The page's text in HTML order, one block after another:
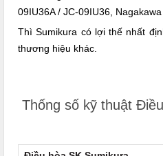
09IU36A / JC-09IU36, Nagakawa
Thì Sumikura có lợi thế nhất
thương hiệu khác.
Thống số kỹ thuật